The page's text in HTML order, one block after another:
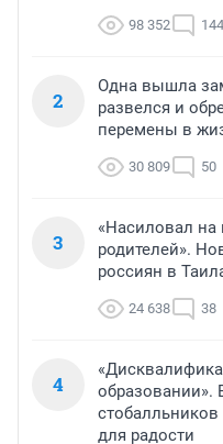
98 352 144
2
Одна вышла
развелся и
перемены в
30 809 50
3
«Насиловал на
родителей».
россиян в
24 638 38
4
образовании».
для радости